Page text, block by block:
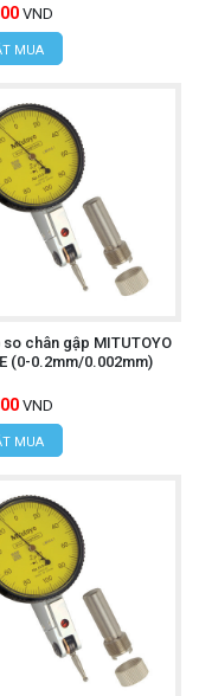
VND
MUA
chân gập MITUTOYO
(0-0.2mm/0.002mm)
VND
MUA